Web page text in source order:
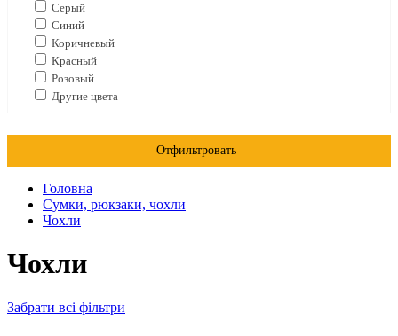
Серый
Синий
Коричневый
Красный
Розовый
Другие цвета
Отфильтровать
Головна
Сумки, рюкзаки, чохли
Чохли
Чохли
Забрати всі фільтри